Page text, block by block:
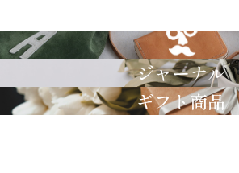
GRIMM LAB
ジャーナル
ギフト商品